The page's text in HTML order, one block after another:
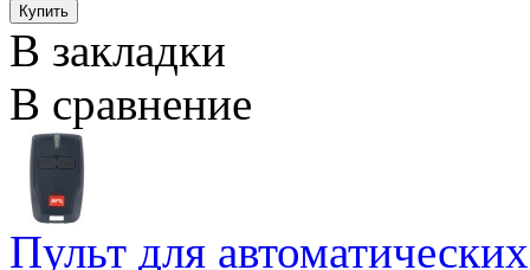
В закладки
В сравнение
Пульт для